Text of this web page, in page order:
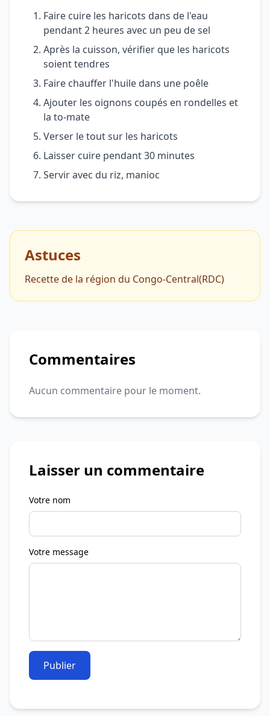
Faire cuire les haricots dans de l'eau
pendant 2 heures avec un peu de sel
Après la cuisson, vérifier que les haricots
soient tendres
Faire chauffer l'huile dans une poêle
Ajouter les oignons coupés en rondelles et
la to-mate
Verser le tout sur les haricots
Laisser cuire pendant 30 minutes
Servir avec du riz, manioc
Astuces
Recette de la région du Congo-Central(RDC)
Commentaires
Aucun commentaire pour le moment.
Laisser un commentaire
Votre nom
Votre message
Publier